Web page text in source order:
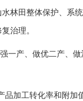
林田整体保护、系
治理。
一产、做优二产、
品加工转化率和附